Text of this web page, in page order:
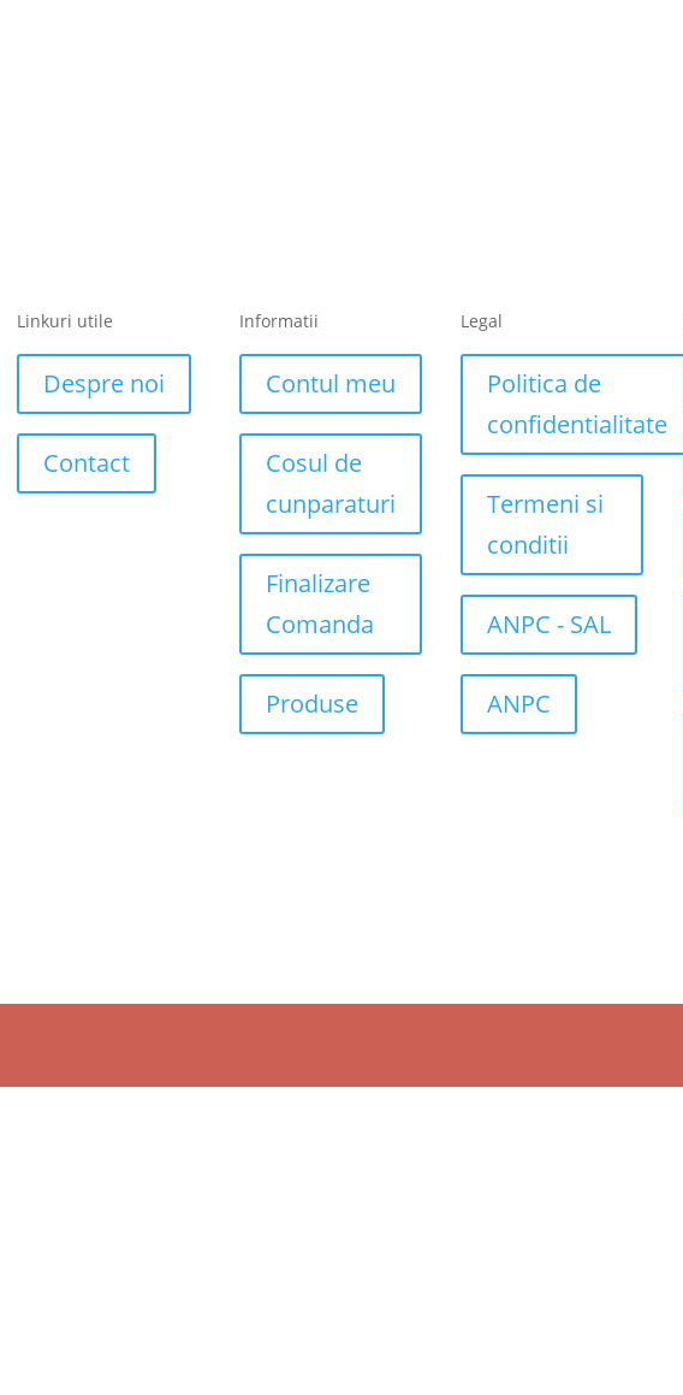
Linkuri utile
Despre noi
Contact
Informatii
Contul meu
Cosul de
cunparaturi
Finalizare
Comanda
Produse
Legal
Politica de
confidentialitate
Termeni si
conditii
ANPC - SAL
ANPC